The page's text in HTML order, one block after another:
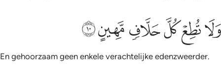
ولا تطع كل حلاف مهين ١٠
وَلَا تُطِعْ كُلَّ حَلَّافٍۢ مَّهِينٍ ١٠
ﲫﲬﲭﲮﲯﲰ
En gehoorzaam geen enkele verachtelijke edenzweerder.